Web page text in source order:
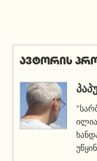
ავტორის